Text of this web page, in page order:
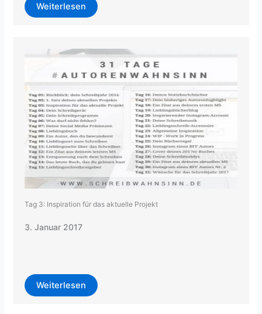
Weiterlesen
Tag 3: Inspiration für das aktuelle Projekt
3. Januar 2017
Weiterlesen